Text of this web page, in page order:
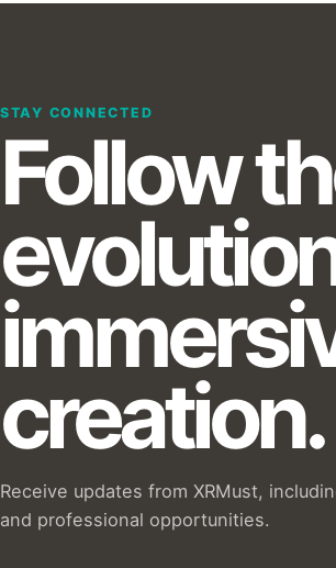
STAY CONNECTED
Follow
creation.
Receive updates from XRMust,
and professional opportunities.